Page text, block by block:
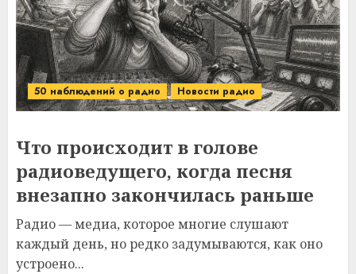
50 наблюдений о радио Новости радио
Что происходит в голове
радиоведущего, когда песня
внезапно закончилась раньше
Радио — медиа, которое многие слушают
каждый день, но редко задумываются, как оно
устроено...